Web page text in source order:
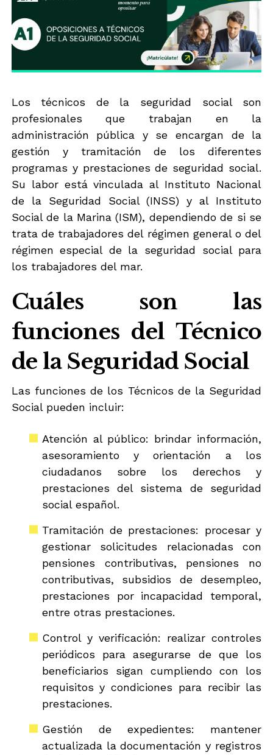
Los técnicos de la seguridad social son
profesionales que trabajan en la
administración pública y se encargan de la
gestión y tramitación de los diferentes
programas y prestaciones de seguridad social.
Su labor está vinculada al Instituto Nacional
de la Seguridad Social (INSS) y al Instituto
Social de la Marina (ISM), dependiendo de si se
trata de trabajadores del régimen general o del
régimen especial de la seguridad social para
los trabajadores del mar.
Cuáles son las
funciones del Técnico
de la Seguridad Social
Las funciones de los Técnicos de la Seguridad
Social pueden incluir:
Atención al público: brindar información,
asesoramiento y orientación a los
ciudadanos sobre los derechos y
prestaciones del sistema de seguridad
social español.
Tramitación de prestaciones: procesar y
gestionar solicitudes relacionadas con
pensiones contributivas, pensiones no
contributivas, subsidios de desempleo,
prestaciones por incapacidad temporal,
entre otras prestaciones.
Control y verificación: realizar controles
periódicos para asegurarse de que los
beneficiarios sigan cumpliendo con los
requisitos y condiciones para recibir las
prestaciones.
Gestión de expedientes: mantener
actualizada la documentación y registros